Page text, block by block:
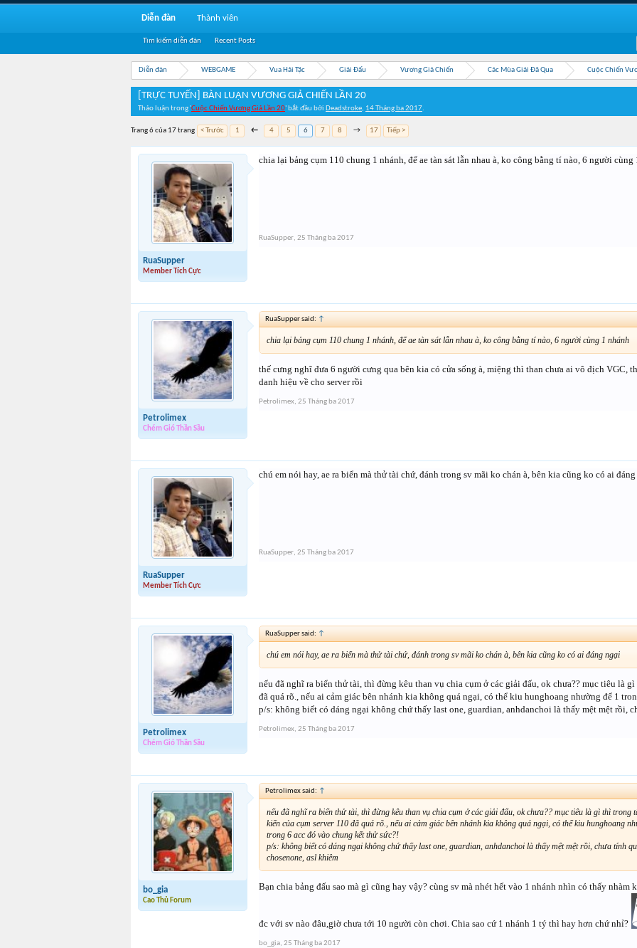
Diễn đàn WEBGAME Vua Hải Tặc Giải Đấu Vương Giả Chiến Các Mùa Giải Đã Qua Cuộc Chiến
[TRỰC TUYẾN] BÀN LUẬN VƯƠNG GIẢ CHIẾN LẦN 20
Thảo luận trong 'Cuộc Chiến Vương Giả Lần 20' bắt đầu bởi Deadstroke, 14 Tháng ba 2017.
Trang 6 của 17 trang < Trước 1 ← 4 5 6 7 8 → 17 Tiếp >
RuaSupper
Member Tích Cực
chia lại bảng cụm 110 chung 1 nhánh, để ae tàn sát lẫn nhau à, ko công bằng tí nào, 6 người cùng
RuaSupper, 25 Tháng ba 2017
Petrolimex
Chém Gió Thần Sầu
RuaSupper said: ↑
chia lại bảng cụm 110 chung 1 nhánh, để ae tàn sát lẫn nhau à, ko công bằng tí nào, 6 người cùng 1 nhánh
thế cưng nghĩ đưa 6 người cưng qua bên kia có cửa sống à, miệng thì than chưa ai vô địch VGC,
danh hiệu về cho server rồi
Petrolimex, 25 Tháng ba 2017
RuaSupper
Member Tích Cực
chú em nói hay, ae ra biển mà thử tài chứ, đánh trong sv mãi ko chán à, bên kia cũng ko có ai
RuaSupper, 25 Tháng ba 2017
Petrolimex
Chém Gió Thần Sầu
RuaSupper said: ↑
chú em nói hay, ae ra biển mà thử tài chứ, đánh trong sv mãi ko chán à, bên kia cũng ko có ai đáng ngại
nếu đã nghĩ ra biển thử tài, thì đừng kêu than vụ chia cụm ở các giải đấu, ok chưa?? mục tiêu là
đã quá rõ., nếu ai cảm giác bên nhánh kia không quá ngại, có thể kiu hunghoang nhường để 1
p/s: không biết có dáng ngại không chứ thấy last one, guardian, anhdanchoi là thấy mệt mệt rồi,
Petrolimex, 25 Tháng ba 2017
bo_gia
Cao Thủ Forum
Petrolimex said: ↑
nếu đã nghĩ ra biển thử tài, thì đừng kêu than vụ chia cụm ở các giải đấu, ok chưa?? mục tiêu là gì thì trong
kiến của cụm server 110 đã quá rõ., nếu ai cảm giác bên nhánh kia không quá ngại, có thể kiu hunghoang
trong 6 acc đó vào chung kết thử sức?!
p/s: không biết có dáng ngại không chứ thấy last one, guardian, anhdanchoi là thấy mệt mệt rồi, chưa tính
chosenone, asl khiêm
Bạn chia bảng đấu sao mà gì cũng hay vậy? cùng sv mà nhét hết vào 1 nhánh nhìn có thấy nhàm
đc với sv nào đâu,giờ chưa tới 10 người còn chơi. Chia sao cứ 1 nhánh 1 tý thì hay hơn chứ nhỉ?
bo_gia, 25 Tháng ba 2017
Diễn đàn
Tìm kiếm diễn đàn Recent Posts
Thành viên